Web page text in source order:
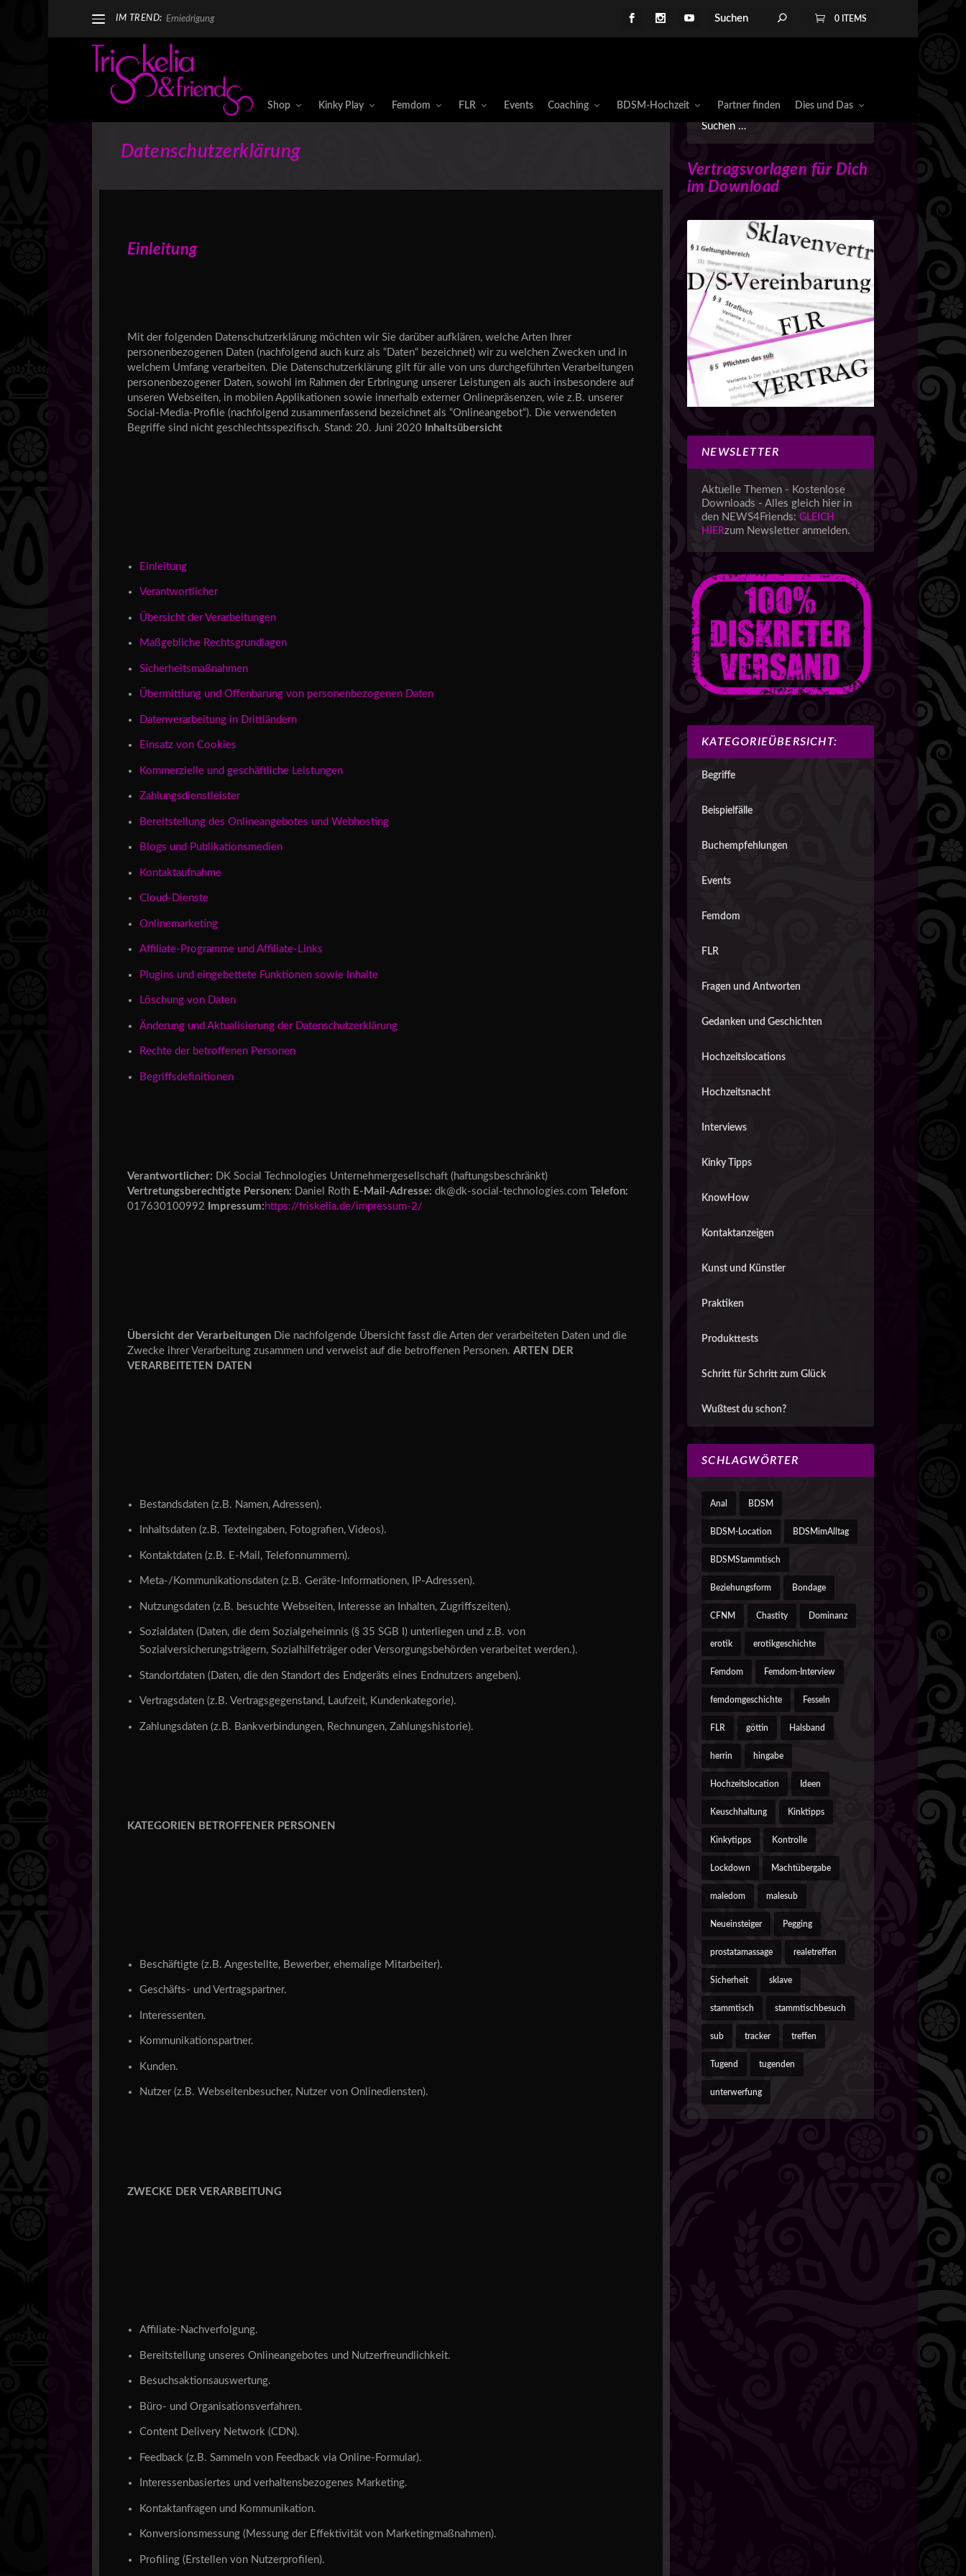
IM TREND: Erniedrigung 0 ITEMS
Shop Kinky Play Femdom FLR Events Coaching BDSM-Hochzeit Partner finden Dies und Das
Datenschutzerklärung
Einleitung
Mit der folgenden Datenschutzerklärung möchten wir Sie darüber aufklären, welche Arten Ihrer
personenbezogenen Daten (nachfolgend auch kurz als “Daten“ bezeichnet) wir zu welchen Zwecken und in
welchem Umfang verarbeiten. Die Datenschutzerklärung gilt für alle von uns durchgeführten Verarbeitungen
personenbezogener Daten, sowohl im Rahmen der Erbringung unserer Leistungen als auch insbesondere auf
unseren Webseiten, in mobilen Applikationen sowie innerhalb externer Onlinepräsenzen, wie z.B. unserer
Social-Media-Profile (nachfolgend zusammenfassend bezeichnet als “Onlineangebot“). Die verwendeten
Begriffe sind nicht geschlechtsspezifisch. Stand: 20. Juni 2020 Inhaltsübersicht
Einleitung
Verantwortlicher
Übersicht der Verarbeitungen
Maßgebliche Rechtsgrundlagen
Sicherheitsmaßnahmen
Übermittlung und Offenbarung von personenbezogenen Daten
Datenverarbeitung in Drittländern
Einsatz von Cookies
Kommerzielle und geschäftliche Leistungen
Zahlungsdienstleister
Bereitstellung des Onlineangebotes und Webhosting
Blogs und Publikationsmedien
Kontaktaufnahme
Cloud-Dienste
Onlinemarketing
Affiliate-Programme und Affiliate-Links
Plugins und eingebettete Funktionen sowie Inhalte
Löschung von Daten
Änderung und Aktualisierung der Datenschutzerklärung
Rechte der betroffenen Personen
Begriffsdefinitionen
Verantwortlicher: DK Social Technologies Unternehmergesellschaft (haftungsbeschränkt)
Vertretungsberechtigte Personen: Daniel Roth E-Mail-Adresse: dk@dk-social-technologies.com Telefon:
017630100992
Impressum: https://triskelia.de/impressum-2/
Übersicht der VerarbeitungenDie nachfolgende Übersicht fasst die Arten der verarbeiteten Daten und die
Zwecke ihrer Verarbeitung zusammen und verweist auf die betroffenen Personen. ARTEN DER
VERARBEITETEN DATEN
Bestandsdaten (z.B. Namen, Adressen).
Inhaltsdaten (z.B. Texteingaben, Fotografien, Videos).
Kontaktdaten (z.B. E-Mail, Telefonnummern).
Meta-/Kommunikationsdaten (z.B. Geräte-Informationen, IP-Adressen).
Nutzungsdaten (z.B. besuchte Webseiten, Interesse an Inhalten, Zugriffszeiten).
Sozialdaten (Daten, die dem Sozialgeheimnis (§ 35 SGB I) unterliegen und z.B. von
Sozialversicherungsträgern, Sozialhilfeträger oder Versorgungsbehörden verarbeitet werden.).
Standortdaten (Daten, die den Standort des Endgeräts eines Endnutzers angeben).
Vertragsdaten (z.B. Vertragsgegenstand, Laufzeit, Kundenkategorie).
Zahlungsdaten (z.B. Bankverbindungen, Rechnungen, Zahlungshistorie).
KATEGORIEN BETROFFENER PERSONEN
Beschäftigte (z.B. Angestellte, Bewerber, ehemalige Mitarbeiter).
Geschäfts- und Vertragspartner.
Interessenten.
Kommunikationspartner.
Kunden.
Nutzer (z.B. Webseitenbesucher, Nutzer von Onlinediensten).
ZWECKE DER VERARBEITUNG
Affiliate-Nachverfolgung.
Bereitstellung unseres Onlineangebotes und Nutzerfreundlichkeit.
Besuchsaktionsauswertung.
Büro- und Organisationsverfahren.
Content Delivery Network (CDN).
Feedback (z.B. Sammeln von Feedback via Online-Formular).
Interessenbasiertes und verhaltensbezogenes Marketing.
Kontaktanfragen und Kommunikation.
Konversionsmessung (Messung der Effektivität von Marketingmaßnahmen).
Profiling (Erstellen von Nutzerprofilen).
Vertragsvorlagen für Dich
im Download
NEWSLETTER
Aktuelle Themen - Kostenlose
Downloads - Alles gleich hier in
den NEWS4Friends:GLEICH
HIERzum Newsletter anmelden.
KATEGORIEÜBERSICHT:
Begriffe
Beispielfälle
Buchempfehlungen
Events
Femdom
FLR
Fragen und Antworten
Gedanken und Geschichten
Hochzeitslocations
Hochzeitsnacht
Interviews
Kinky Tipps
KnowHow
Kontaktanzeigen
Kunst und Künstler
Praktiken
Produkttests
Schritt für Schritt zum Glück
Wußtest du schon?
SCHLAGWÖRTER
Anal BDSM
BDSM-Location BDSMimAlltag
BDSMStammtisch
Beziehungsform Bondage
CFNM Chastity Dominanz
erotik erotikgeschichte
Femdom Femdom-Interview
femdomgeschichte Fesseln
FLR göttin Halsband
herrin hingabe
Hochzeitslocation Ideen
Keuschhaltung Kinktipps
Kinkytipps Kontrolle
Lockdown Machtübergabe
maledom malesub
Neueinsteiger Pegging
prostatamassage realetreffen
Sicherheit sklave
stammtisch stammtischbesuch
sub tracker treffen
Tugend tugenden
unterwerfung